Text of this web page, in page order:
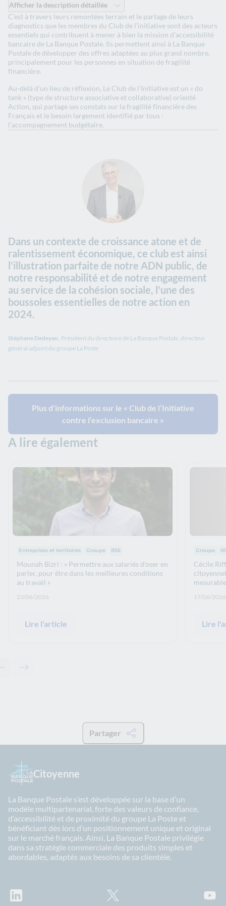
Afficher la description détaillée
Les 25 membres du club "l'initiative contre l'exclusion bancaire".
C’est à travers leurs remontées terrain et le partage de leurs
diagnostics que les membres du Club de l’initiative sont des acteurs
essentiels qui contribuent à mener à bien la mission d’accessibilité
bancaire de La Banque Postale. Ils permettent ainsi à La Banque
Postale de développer des offres adaptées au plus grand nombre,
principalement pour les personnes en situation de fragilité
financière.
Au-delà d’un lieu de réflexion, Le Club de l’Initiative est un « do
tank » (type de structure associative et collaborative) orienté
Action, qui partage ses constats sur la fragilité financière des
Français et le besoin largement identifié par tous :
l’accompagnement budgétaire.
Dans un contexte de croissance atone et de
ralentissement économique, ce club est ainsi
l'illustration parfaite de notre ADN public, de
notre responsabilité et de notre engagement
au service de la cohésion sociale, l'une des
boussoles essentielles de notre action en
2024.
Stéphane Dedeyan, Président du directoire de La Banque Postale, directeur
général adjoint du groupe La Poste
Plus d'informations sur le « Club de l’Initiative
contre l’exclusion bancaire »
A lire également
Thématiques :
Entreprises et territoires Groupe RSE
Mounah Bizri : « Permettre aux salariés d'oser en
parler, pour être dans les meilleures conditions
au travail »
Date de publication: :
23/06/2026
Lire l'article
Groupe
Cécile
Date de
17/06/2026
Lire
Contenu précédent - A lire également
Contenu suivant - A lire également
Partager
Citoyenne
La Banque Postale s’est développée sur la base d’un
modèle multipartenarial, forte des valeurs de confiance,
d’accessibilité et de proximité du groupe La Poste et
bénéficiant dès lors d’un positionnement unique et original
sur le marché français. Ainsi, La Banque Postale privilégie
dans sa stratégie commerciale des produits simples et
abordables, adaptés aux besoins de sa clientèle.